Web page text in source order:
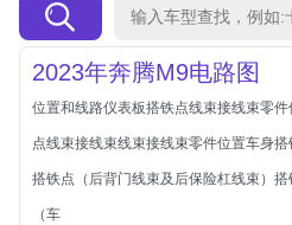
北汽制造
2023年奔腾M9电路图
位置和线路仪表板搭铁点线束接线束零
点线束接线束线束接线束零件位置车身搭
搭铁点（后背门线束及后保险杠线束）
（车